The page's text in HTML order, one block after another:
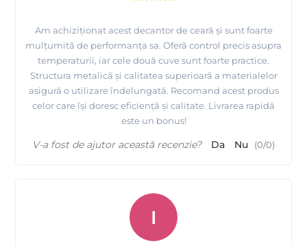
Am achiziționat acest decantor de ceară și sunt foarte
mulțumită de performanța sa. Oferă control precis asupra
temperaturii, iar cele două cuve sunt foarte practice.
Structura metalică și calitatea superioară a materialelor
asigură o utilizare îndelungată. Recomand acest produs
celor care își doresc eficiență și calitate. Livrarea rapidă
este un bonus!
V-a fost de ajutor această recenzie? Da Nu (0/0)
I